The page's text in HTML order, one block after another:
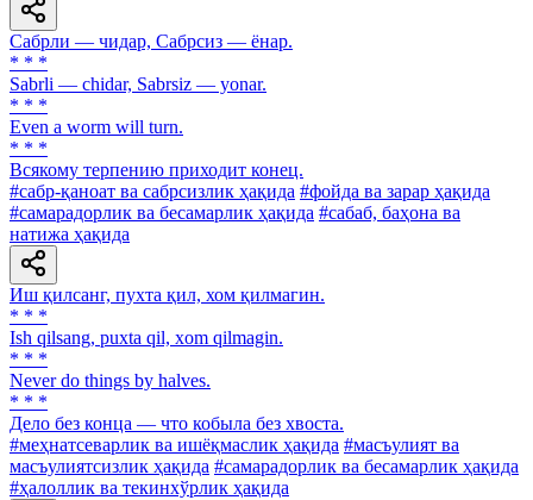
Сабрли — чидар, Сабрсиз — ёнар.
* * *
Sabrli — chidar, Sabrsiz — yonar.
* * *
Even a worm will turn.
* * *
Всякому терпению приходит конец.
#сабр-қаноат ва сабрсизлик ҳақида #фойда ва зарар ҳақида
#самарадорлик ва бесамарлик ҳақида #сабаб, баҳона ва
натижа ҳақида
Иш қилсанг, пухта қил, хом қилмагин.
* * *
Ish qilsang, puxta qil, xom qilmagin.
* * *
Never do things by halves.
* * *
Дело без конца — что кобыла без хвоста.
#меҳнатсеварлик ва ишёқмаслик ҳақида #масъулият ва
масъулиятсизлик ҳақида #самарадорлик ва бесамарлик ҳақида
#ҳалоллик ва текинхўрлик ҳақида